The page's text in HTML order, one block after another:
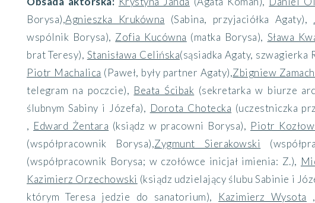
Borysa),Agnieszka Krukówna (Sabina, przyjaciółka Agaty),
wspólnik Borysa), Zofia Kucówna (matka Borysa), Sława
brat Teresy), Stanisława Celińska(sąsiadka Agaty, szwagierka
Piotr Machalica (Paweł, były partner Agaty),Zbigniew
telegram na poczcie), Beata Ścibak (sekretarka w biurze
ślubnym Sabiny i Józefa), Dorota Chotecka (uczestniczka
, Edward Żentara (ksiądz w pracowni Borysa), Piotr
(współpracownik Borysa),Zygmunt Sierakowski
(współpracownik Borysa; w czołówce inicjał imienia: Z.),
Kazimierz Orzechowski (ksiądz udzielający ślubu Sabinie i
którym Teresa jedzie do sanatorium), Kazimierz Wysota ,